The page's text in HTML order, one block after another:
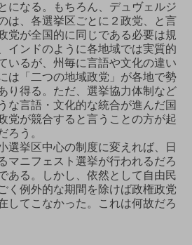
になる。もちろん、デュヴェルジ
は、各選挙区ごとに２政党、と言
党が全国的に同じである必要は規
インドのように各地域では実質的
いるが、州毎に言語や文化の違い
は「二つの地域政党」が各地で勢
り得る。ただ、選挙協力体制など
な言語・文化的な統合が進んだ国
党が競合すると言うことの方が起
ろう。
挙区中心の制度に変えれば、日
マニフェスト選挙が行われるだろ
ある。しかし、依然として自由民
く例外的な期間を除けば政権政党
してこなかった。これは何故だろ